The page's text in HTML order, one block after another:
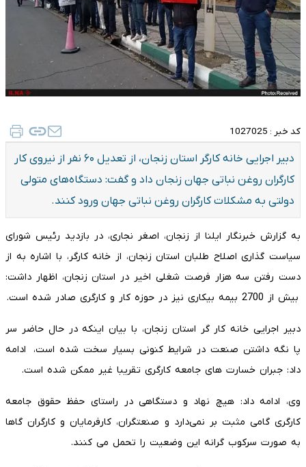
کد خبر : 1027025
دبیر اجرایی خانه کارگر استان زنجان، از تعدیل ۶۰ نفر از نیروی کار
کارگران روغن نباتی جهان زنجان داد و گفت: دستگاه‌های متولی
دولتی به مشکلات کارگران روغن نباتی جهان ورود کنند.
به گزارش خبرنگار ایلنا از زنجان، اصغر نجاری، در بازدید رئیس شورای
سیاست گذاری اصلاح طلبان استان زنجان، از خانه کارگر، با اشاره به از
دست رفتن سه هزار فرصت شغلی اخیر در استان زنجان، اظهار داشت:
بیش از 2700 بیمه بیکاری نیز در حوزه کار و کارگری صادر شده است.
دبیر اجرایی خانه کار گر استان زنجان، با بیان اینکه در حال حاضر سر
پا نگه داشتن صنعت در شرایط کنونی بسیار سخت شده است، ادامه
داد: جبران خسارت های جامعه کارگری تقریبا غیر ممکن شده است.
وی، ادامه داد: هیچ نهاد و دستگاهی در راستای حفظ حقوق جامعه
کارگری گامی مثبت بر نمی‌دارد و صنعتگران، کارفرمایان و کارگران گاها
به صورت سرکوب گرانه این وضعیت را تحمل می کنند.